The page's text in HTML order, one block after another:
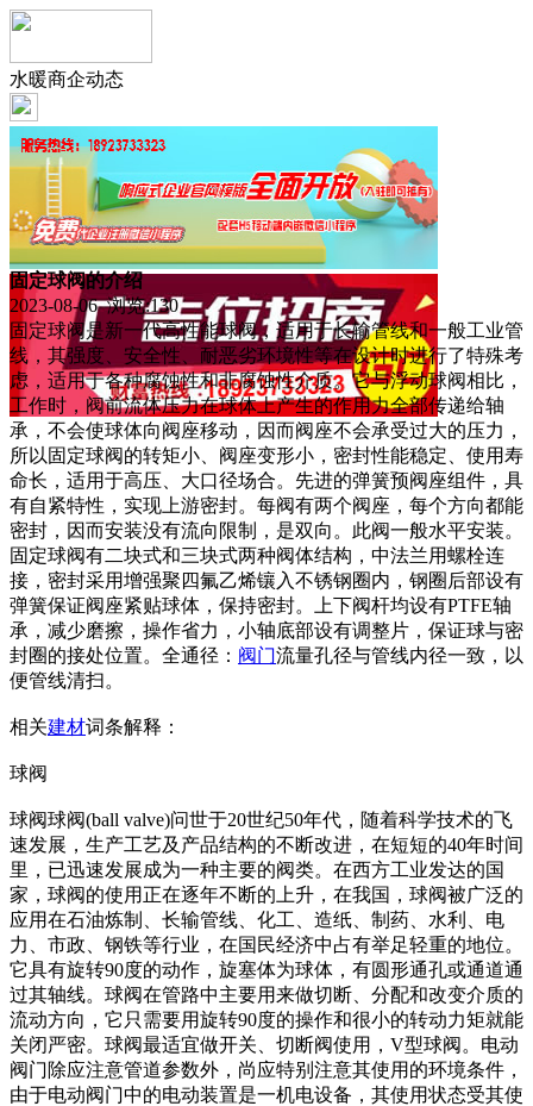
水暖商企动态
固定球阀的介绍
2023-08-06 浏览:130
固定球阀是新一代高性能球阀，适用于长输管线和一般工业管
线，其强度、安全性、耐恶劣环境性等在设计时进行了特殊考
虑，适用于各种腐蚀性和非腐蚀性介质。它与浮动球阀相比，
工作时，阀前流体压力在球体上产生的作用力全部传递给轴
承，不会使球体向阀座移动，因而阀座不会承受过大的压力，
所以固定球阀的转矩小、阀座变形小，密封性能稳定、使用寿
命长，适用于高压、大口径场合。先进的弹簧预阀座组件，具
有自紧特性，实现上游密封。每阀有两个阀座，每个方向都能
密封，因而安装没有流向限制，是双向。此阀一般水平安装。
固定球阀有二块式和三块式两种阀体结构，中法兰用螺栓连
接，密封采用增强聚四氟乙烯镶入不锈钢圈内，钢圈后部设有
弹簧保证阀座紧贴球体，保持密封。上下阀杆均设有PTFE轴
承，减少磨擦，操作省力，小轴底部设有调整片，保证球与密
封圈的接处位置。全通径： 阀门流量孔径与管线内径一致，以
便管线清扫。
相关建材词条解释：
球阀
球阀球阀(ball valve)问世于20世纪50年代，随着科学技术的飞
速发展，生产工艺及产品结构的不断改进，在短短的40年时间
里，已迅速发展成为一种主要的阀类。在西方工业发达的国
家，球阀的使用正在逐年不断的上升，在我国，球阀被广泛的
应用在石油炼制、长输管线、化工、造纸、制药、水利、电
力、市政、钢铁等行业，在国民经济中占有举足轻重的地位。
它具有旋转90度的动作，旋塞体为球体，有圆形通孔或通道通
过其轴线。球阀在管路中主要用来做切断、分配和改变介质的
流动方向，它只需要用旋转90度的操作和很小的转动力矩就能
关闭严密。球阀最适宜做开关、切断阀使用，V型球阀。电动
阀门除应注意管道参数外，尚应特别注意其使用的环境条件，
由于电动阀门中的电动装置是一机电设备，其使用状态受其使